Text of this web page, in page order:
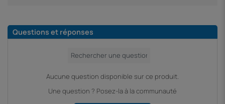
Questions et réponses
Aucune question disponible sur ce produit.
Une question ? Posez-la à la communauté